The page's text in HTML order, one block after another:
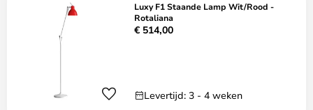
Luxy F1 Staande Lamp Wit/Rood -
Rotaliana
€ 514,00
Levertijd: 3 - 4 weken